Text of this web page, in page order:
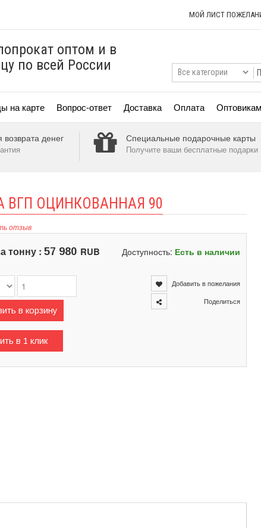
МОЙ ЛИСТ
оптом и в
по всей России
на карте Вопрос-ответ Доставка Оплата Оптовикам
возврата денег Специальные подарочные карты
Получите ваши бесплатные подарки
ВГП ОЦИНКОВАННАЯ 90
отзыв
Доступность: Есть в наличии
тонну : 57 980 RUB
в корзину
Добавить в пожелания
Поделиться
в 1 клик